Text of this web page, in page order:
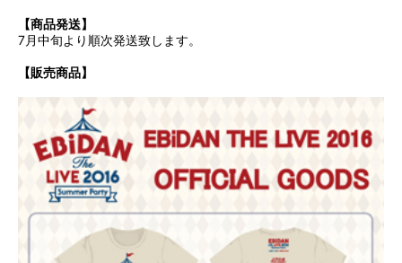
【商品発送】
7月中旬より順次発送致します。
【販売商品】